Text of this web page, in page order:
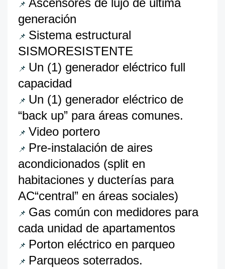
📌 Ascensores de lujo de última
generación
📌 Sistema estructural
SISMORESISTENTE
📌 Un (1) generador eléctrico full
capacidad
📌 Un (1) generador eléctrico de
“back up” para áreas comunes.
📌 Video portero
📌 Pre-instalación de aires
acondicionados (split en
habitaciones y ducterías para
AC“central” en áreas sociales)
📌 Gas común con medidores para
cada unidad de apartamentos
📌 Porton eléctrico en parqueo
📌 Parqueos soterrados.